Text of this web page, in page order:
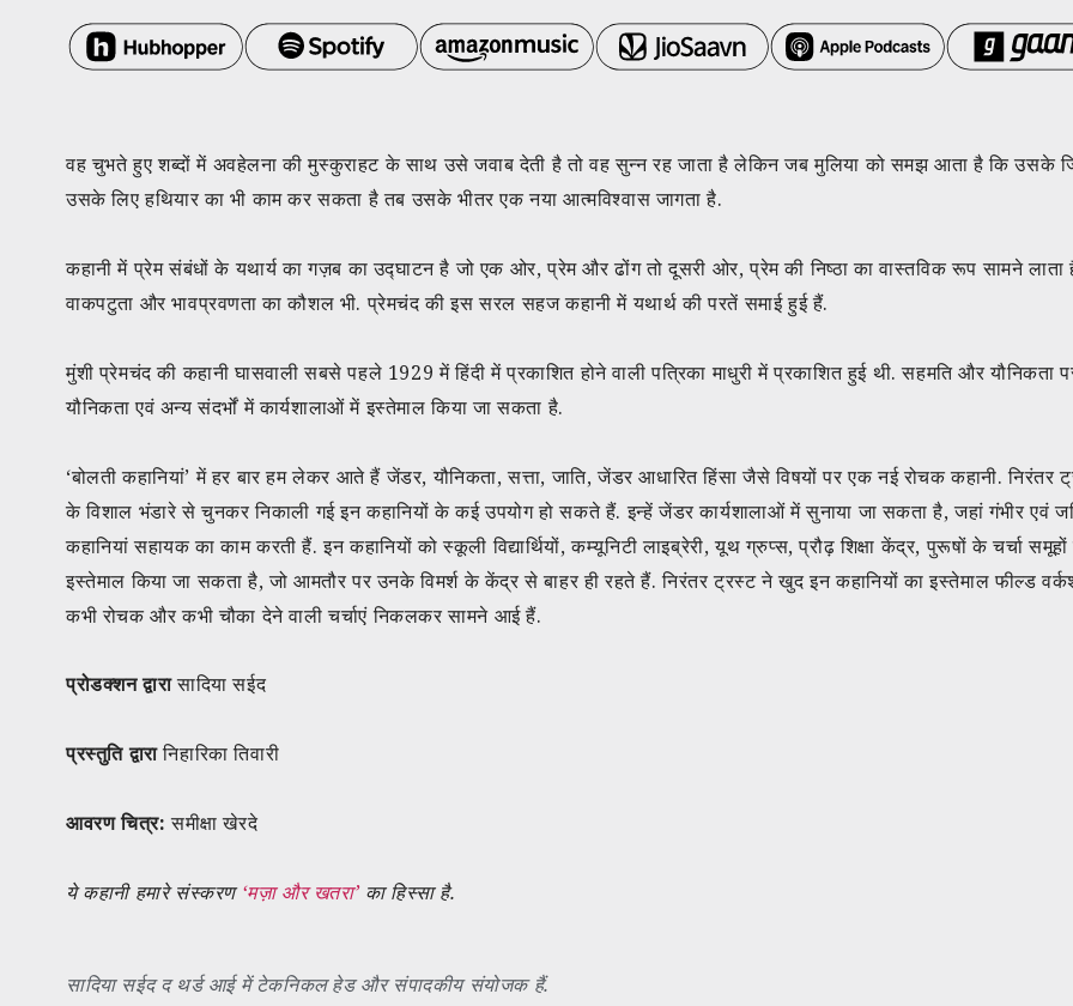
वह चुभते हुए शब्दों में अवहेलना की मुस्कुराहट के साथ उसे जवाब देती है तो वह सुन्न रह जाता है लेकिन जब मुलिया को समझ आता है कि उसके
उसके लिए हथियार का भी काम कर सकता है तब उसके भीतर एक नया आत्मविश्वास जागता है.
कहानी में प्रेम संबंधों के यथार्य का गज़ब का उद्घाटन है जो एक ओर, प्रेम और ढोंग तो दूसरी ओर, प्रेम की निष्ठा का वास्तविक रूप सामने लाता
वाकपटुता और भावप्रवणता का कौशल भी. प्रेमचंद की इस सरल सहज कहानी में यथार्थ की परतें समाई हुई हैं.
मुंशी प्रेमचंद की कहानी घासवाली सबसे पहले 1929 में हिंदी में प्रकाशित होने वाली पत्रिका माधुरी में प्रकाशित हुई थी. सहमति और यौनिकता
यौनिकता एवं अन्य संदर्भों में कार्यशालाओं में इस्तेमाल किया जा सकता है.
‘बोलती कहानियां’ में हर बार हम लेकर आते हैं जेंडर, यौनिकता, सत्ता, जाति, जेंडर आधारित हिंसा जैसे विषयों पर एक नई रोचक कहानी. निरंतर
के विशाल भंडारे से चुनकर निकाली गई इन कहानियों के कई उपयोग हो सकते हैं. इन्हें जेंडर कार्यशालाओं में सुनाया जा सकता है, जहां गंभीर एवं
कहानियां सहायक का काम करती हैं. इन कहानियों को स्कूली विद्यार्थियों, कम्यूनिटी लाइब्रेरी, यूथ ग्रुप्स, प्रौढ़ शिक्षा केंद्र, पुरूषों के चर्चा
इस्तेमाल किया जा सकता है, जो आमतौर पर उनके विमर्श के केंद्र से बाहर ही रहते हैं. निरंतर ट्रस्ट ने खुद इन कहानियों का इस्तेमाल फील्ड
कभी रोचक और कभी चौका देने वाली चर्चाएं निकलकर सामने आई हैं.
प्रोडक्शन द्वारासादिया सईद
प्रस्तुति द्वारानिहारिका तिवारी
आवरण चित्र: समीक्षा खेरदे
ये कहानी हमारे संस्करण‘मज़ा और खतरा’ का हिस्सा है.
सादिया सईद द थर्ड आई में टेकनिकल हेड और संपादकीय संयोजक हैं.